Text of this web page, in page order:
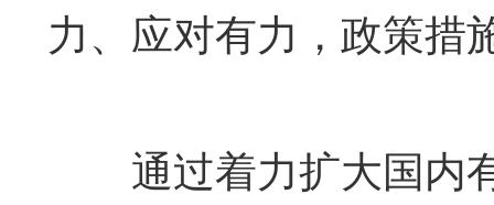
力、应对有力，政策措
通过着力扩大国内